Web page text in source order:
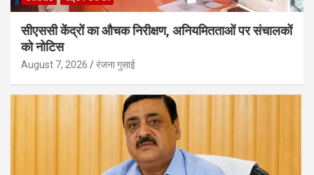
सीएससी केंद्रों का औचक निरीक्षण, अनियमितताओं पर संचालकों
को नोटिस
August 7, 2026 रंजना गुसाई